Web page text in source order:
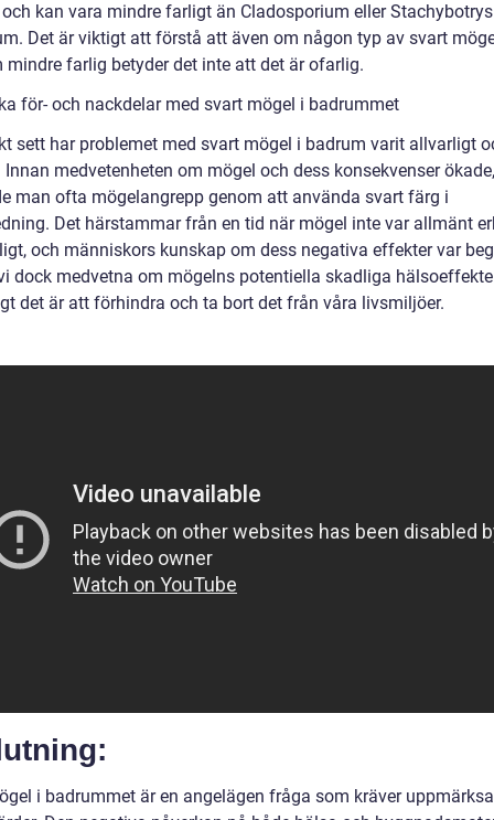
kan vara mindre farligt än Cladosporium eller Stachybotrys
Det är viktigt att förstå att även om någon typ av svart
mindre farlig betyder det inte att det är ofarlig.
för- och nackdelar med svart mögel i badrummet
sett har problemet med svart mögel i badrum varit allvarligt
medvetenheten om mögel och dess konsekvenser ökade,
man ofta mögelangrepp genom att använda svart färg i
Det härstammar från en tid när mögel inte var allmänt
och människors kunskap om dess negativa effekter var
dock medvetna om mögelns potentiella skadliga
det är att förhindra och ta bort det från våra livsmiljöer.
i badrummet är en angelägen fråga som kräver